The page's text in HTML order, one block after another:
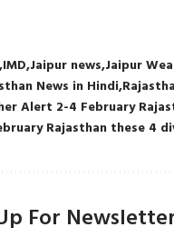
IMD Jaipur news Jaipur
News in Hindi
Alert 2-4 February
Rajasthan these 4
For